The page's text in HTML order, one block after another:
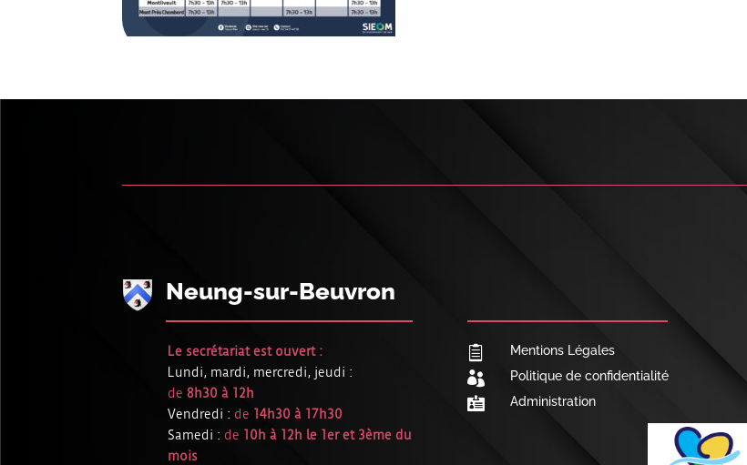
Neung-sur-Beuvron
Le secrétariat est ouvert :
Lundi, mardi, mercredi, jeudi :
de8h30 à 12h
Vendredi : de 14h30 à 17h30
Samedi : de 10h à 12h le 1er et 3ème du
mois
 Mentions Légales
 Politique de confidentialité
 Administration